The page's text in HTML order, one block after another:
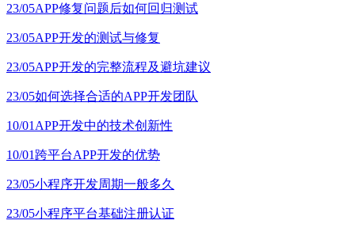
23/05APP修复问题后如何回归测试
23/05APP开发的测试与修复
23/05APP开发的完整流程及避坑建议
23/05如何选择合适的APP开发团队
10/01 APP开发中的技术创新性
10/01 跨平台APP开发的优势
23/05小程序开发周期一般多久
23/05小程序平台基础注册认证